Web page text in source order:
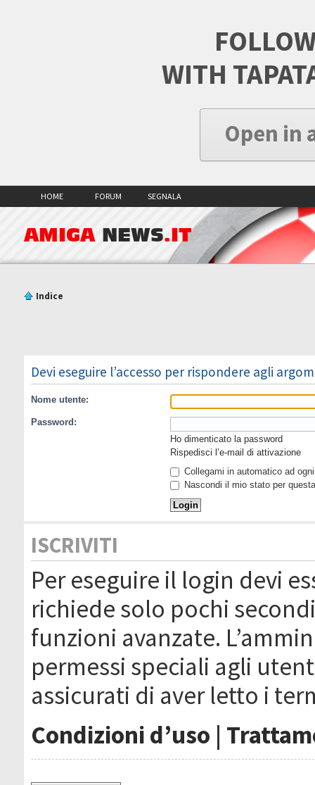
WITH
Open in
HOME FORUM SEGNALA
AMIGA NEWS.IT
Indice
Devi eseguire l’accesso per rispondere agli
Nome utente:
Password:
Ho dimenticato la password
Rispedisci l’e-mail di attivazione
Collegami in automatico ad
Nascondi il mio stato per
ISCRIVITI
Per eseguire il login devi
richiede solo pochi
funzioni avanzate.
permessi speciali agli
assicurati di aver letto i
Condizioni d’uso |